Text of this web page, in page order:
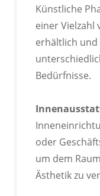
Künstliche
einer Vielzahl
erhältlich
Bedürfnisse.
oder
um dem
Ästhetik zu